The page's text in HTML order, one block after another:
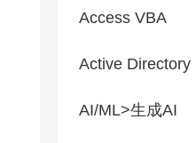
Access VBA
Active Directory
AI/ML>生成AI